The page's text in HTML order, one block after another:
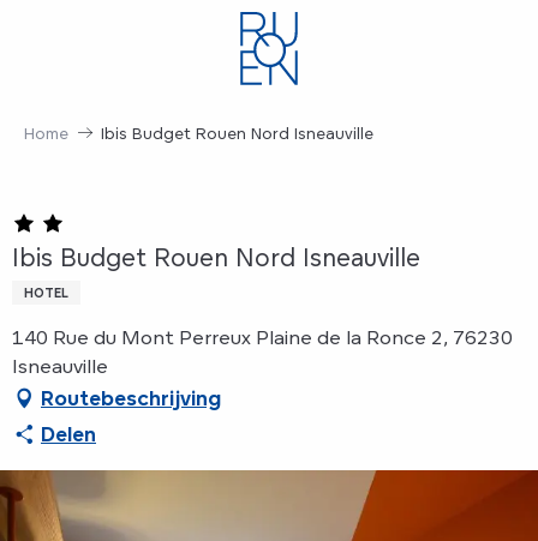
Home Ibis Budget Rouen Nord Isneauville
Ibis Budget Rouen Nord Isneauville
HOTEL
140 Rue du Mont Perreux Plaine de la Ronce 2, 76230
Isneauville
Routebeschrijving
Delen